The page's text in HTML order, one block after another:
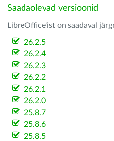
Saadaolevad versioonid
LibreOffice'ist on saadaval
26.2.5
26.2.4
26.2.3
26.2.2
26.2.1
26.2.0
25.8.7
25.8.6
25.8.5